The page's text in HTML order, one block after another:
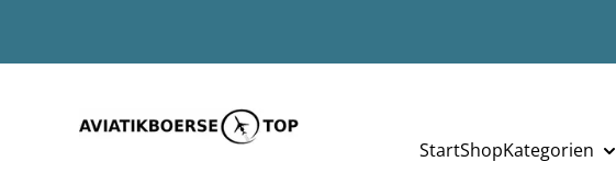
StartShopKategorien